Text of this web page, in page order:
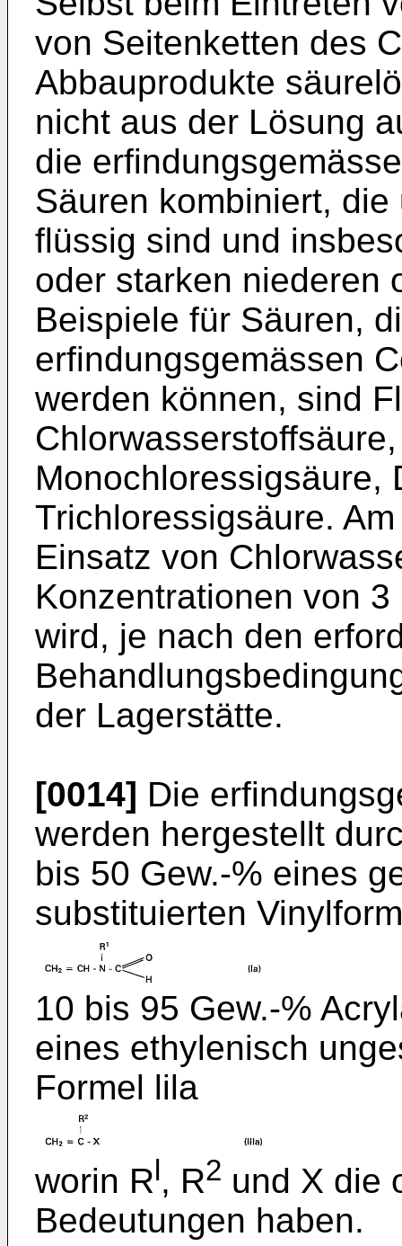
von Seitenketten des
Abbauprodukte
nicht aus der Lösung
die
Säuren kombiniert,
flüssig sind und
oder starken niederen
Beispiele für Säuren,
erfindungsgemässen
werden können, sind
Monochloressigsäure,
Trichloressigsäure.
Einsatz von
Konzentrationen von
wird, je nach den
der Lagerstätte.
[0014] Die
werden hergestellt
bis 50 Gew.-% eines
substituierten
10 bis 95 Gew.-%
eines ethylenisch
Formel lila
worin R , R2 und X die
Bedeutungen haben.